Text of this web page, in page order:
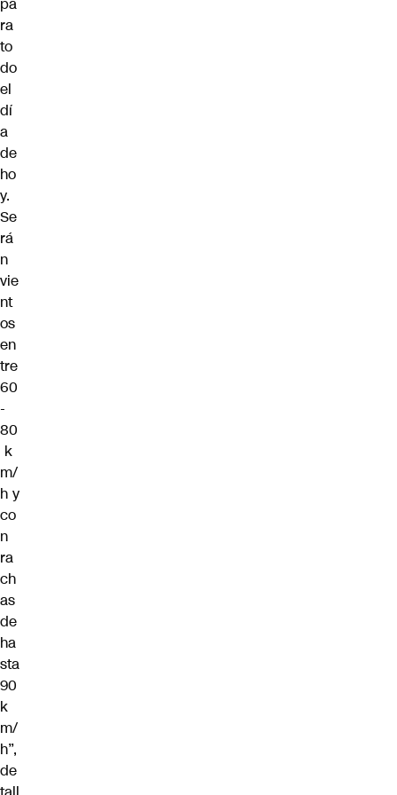
ra
to
do
el
dí
a
de
ho
y.
Se
rá
n
vie
nt
os
en
tre
60
-
80
k
m/
h y
co
n
ra
ch
as
de
ha
sta
90
k
m/
h”,
de